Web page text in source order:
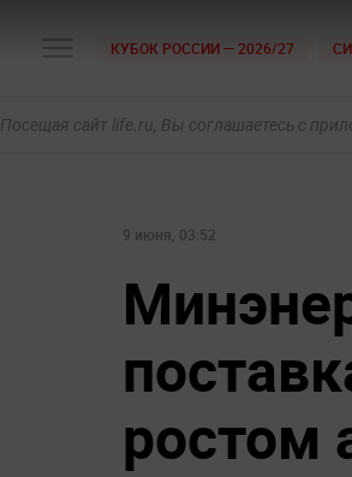
КУБОК РОССИИ — 2026/27
Посещая сайт life.ru, Вы соглашаетесь с
9 июня, 03:52
ростом